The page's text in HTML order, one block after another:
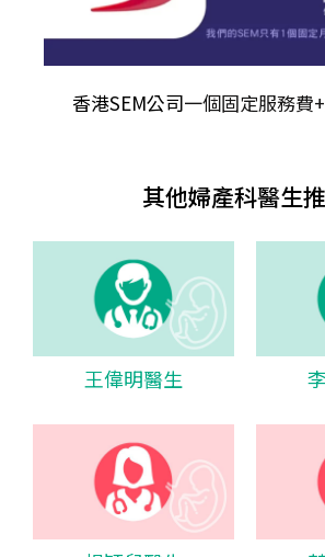
香港SEM公司一個固定服務費
其他婦產科醫生
王偉明醫生